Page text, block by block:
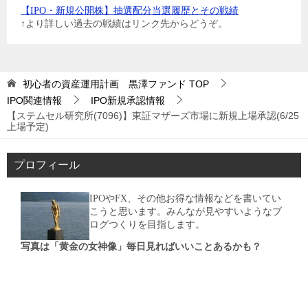
【IPO・新規公開株】抽選配分当選履歴とその戦績
↑より詳しい過去の戦績はリンク先からどうぞ。
初心者の資産運用計画 黒澤ファンド TOP
IPO関連情報
IPO新規承認情報
【ステムセル研究所(7096)】東証マザーズ市場に新規上場承認(6/25
上場予定)
プロフィール
IPOやFX、その他お得な情報などを書いてい
こうと思います。みんなが見やすいようなブ
ログつくりを目指します。
写真は「黄金の女神像」毎日見ればいいことあるかも？